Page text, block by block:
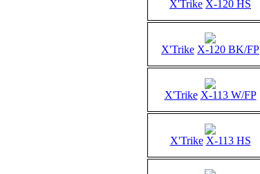
X'Trike X-120 HS
X'Trike X-120 BK/FP
X'Trike X-113 W/FP
X'Trike X-113 HS